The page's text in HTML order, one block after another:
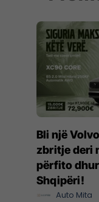
Bli një
zbritje deri
përfito
Shqipëri!
Auto Mita